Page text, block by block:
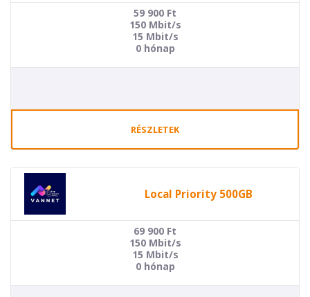
59 900 Ft
150 Mbit/s
15 Mbit/s
0 hónap
RÉSZLETEK
Local Priority 500GB
69 900 Ft
150 Mbit/s
15 Mbit/s
0 hónap